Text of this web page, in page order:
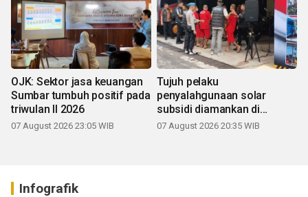
OJK: Sektor jasa keuangan
Sumbar tumbuh positif pada
triwulan II 2026
07 August 2026 23:05 WIB
Tujuh pelaku
penyalahgunaan solar
subsidi diamankan di
Sumbar
07 August 2026 20:35 WIB
Infografik